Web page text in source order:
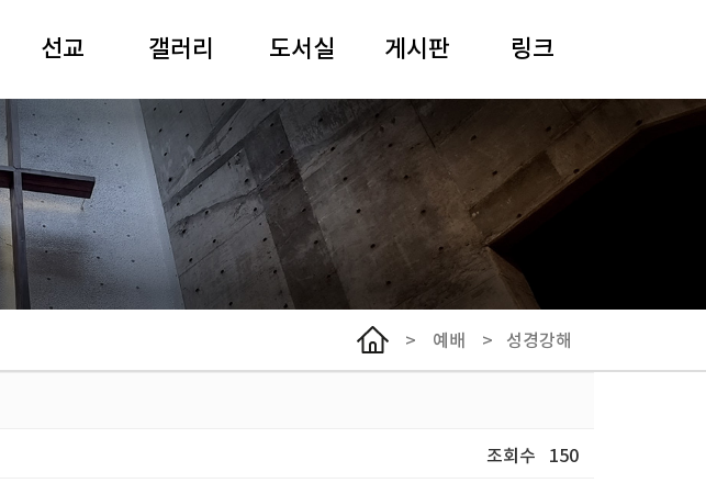
선교
선교와 나눔
국제협력
갤러리
80주년
사진
영상
공연
전시
경동회보
도서실
안내
도서검색
게시판
일정
말씀과 기도
추모
링크
여해 강원용 목사
사이버아카이브
경동어린이집
선한이웃클리닉
한국기독교장로회
총회
서울노회
NCCK
> 예배 > 성경강해
조회수 150